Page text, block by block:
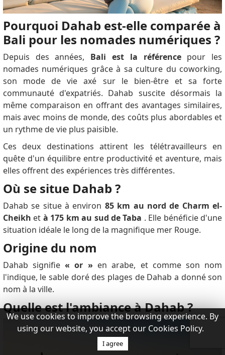
Pourquoi Dahab est-elle comparée à
Bali pour les nomades numériques ?
Depuis des années, Bali est la référencepour les
nomades numériques grâce à sa culture du coworking,
son mode de vie axé sur le bien-être et sa forte
communauté d'expatriés. Dahab suscite désormais la
même comparaison en offrant des avantages similaires,
mais avec moins de monde, des coûts plus abordables et
un rythme de vie plus paisible.
Ces deux destinations attirent les télétravailleurs en
quête d'un équilibre entre productivité et aventure, mais
elles offrent des expériences très différentes.
Où se situe Dahab ?
Dahab se situe à environ 85 km au nord de Charm el-
Cheikh et à 175 km au sud de Taba . Elle bénéficie d'une
situation idéale le long de la magnifique mer Rouge.
Origine du nom
Dahab signifie« or » en arabe, et comme son nom
l'indique, le sable doré des plages de Dahab a donné son
nom à la ville.
Quelle est l'ambiance à Dahab ?
We use cookies to improve the browsing experience. By
using our website, you accept our Cookies Policy.
I agree